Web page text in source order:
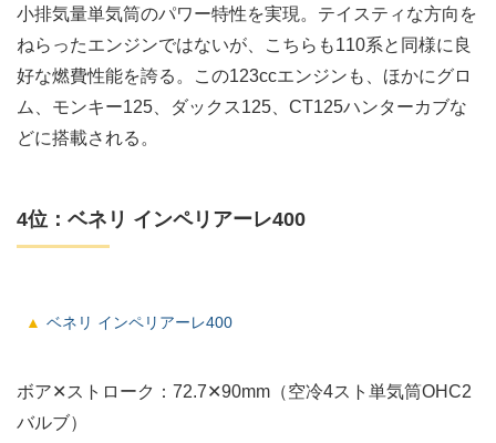
小排気量単気筒のパワー特性を実現。テイスティな方向を
ねらったエンジンではないが、こちらも110系と同様に良
好な燃費性能を誇る。この123ccエンジンも、ほかにグロ
ム、モンキー125、ダックス125、CT125ハンターカブな
どに搭載される。
4位：ベネリ インペリアーレ400
ベネリ インペリアーレ400
ボア✕ストローク：72.7✕90mm（空冷4スト単気筒OHC2
バルブ）